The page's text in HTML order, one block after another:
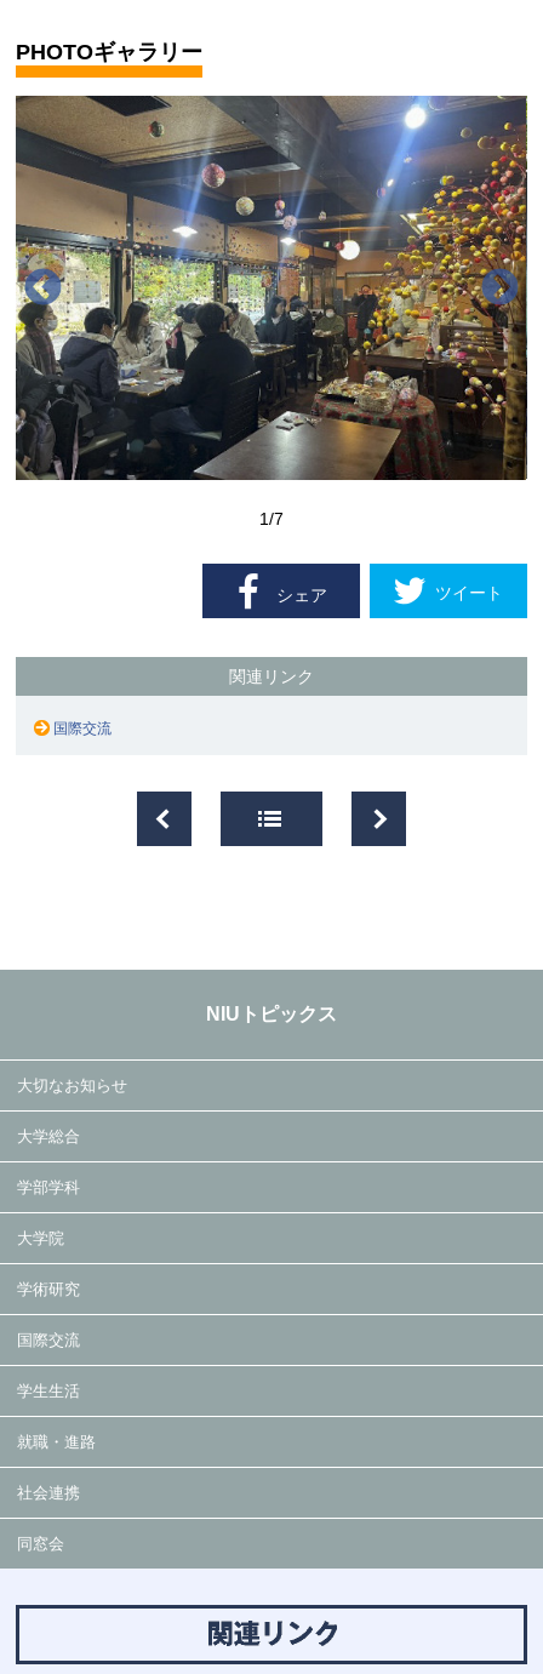
PHOTOギャラリー
1/7
シェア ツイート
関連リンク
国際交流
NIUトピックス
大切なお知らせ
大学総合
学部学科
大学院
学術研究
国際交流
学生生活
就職・進路
社会連携
同窓会